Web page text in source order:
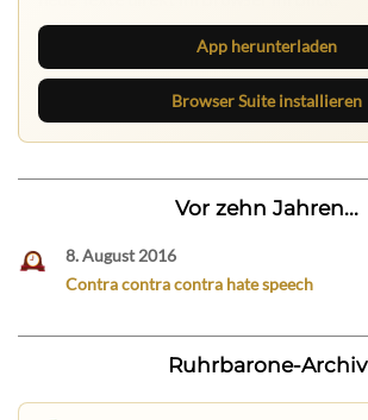
App herunterladen
Browser Suite installieren
Vor zehn Jahren...
8. August 2016
Contra contra contra hate speech
Ruhrbarone-Archiv